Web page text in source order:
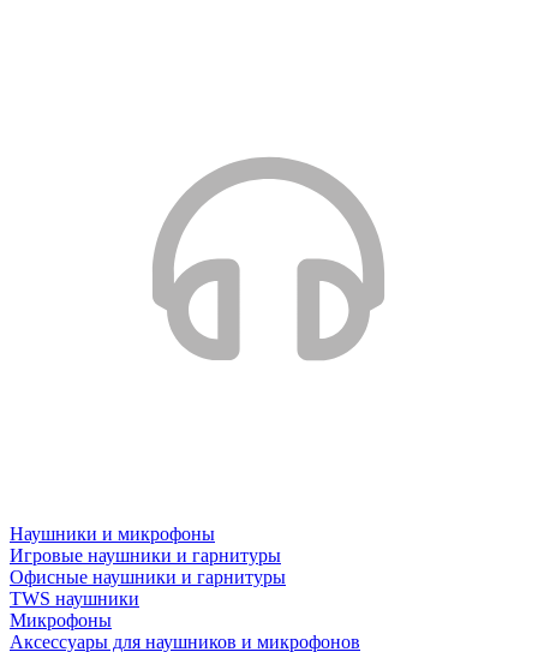
Наушники и микрофоны
Игровые наушники и гарнитуры
Офисные наушники и гарнитуры
TWS наушники
Микрофоны
Аксессуары для наушников и микрофонов